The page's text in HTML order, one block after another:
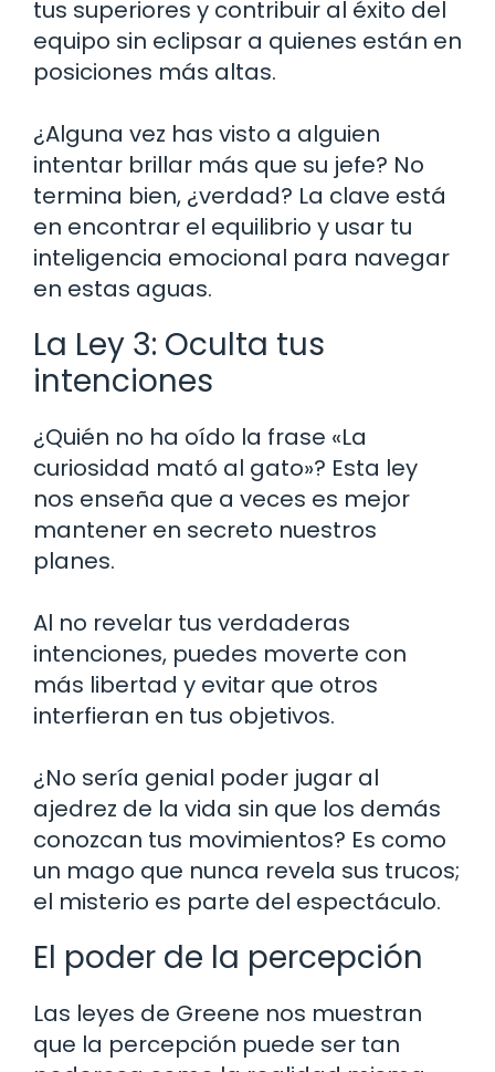
tus superiores y contribuir al éxito del
equipo sin eclipsar a quienes están en
posiciones más altas.
¿Alguna vez has visto a alguien
intentar brillar más que su jefe? No
termina bien, ¿verdad? La clave está
en encontrar el equilibrio y usar tu
inteligencia emocional para navegar
en estas aguas.
La Ley 3: Oculta tus
intenciones
¿Quién no ha oído la frase «La
curiosidad mató al gato»? Esta ley
nos enseña que a veces es mejor
mantener en secreto nuestros
planes.
Al no revelar tus verdaderas
intenciones, puedes moverte con
más libertad y evitar que otros
interfieran en tus objetivos.
¿No sería genial poder jugar al
ajedrez de la vida sin que los demás
conozcan tus movimientos? Es como
un mago que nunca revela sus trucos;
el misterio es parte del espectáculo.
El poder de la percepción
Las leyes de Greene nos muestran
que la percepción puede ser tan